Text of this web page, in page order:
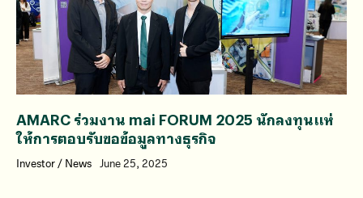
AMARC ร่วมงาน mai FORUM 2025 นักลงทุนแห่
ให้การตอบรับขอข้อมูลทางธุรกิจ
Investor/ News June 25, 2025